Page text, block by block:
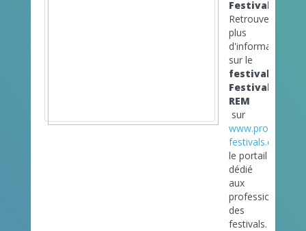
Festivals
Retrouvez
plus
d'informations
sur le
festival
Festival
REM
sur
www.pro-
festivals.com
le portail
dédié
aux
professionnels
des
festivals.